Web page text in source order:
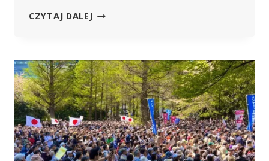
CZYTAJ DALEJCZY
„TRAKTAT
PANDEMICZNY”?
EKSPERCI
TWIERDZĄ,
ŻE
NIE
DO
KOŃCA